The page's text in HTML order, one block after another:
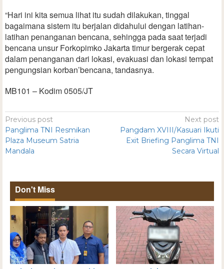
“Hari ini kita semua lihat itu sudah dilakukan, tinggal
bagaimana sistem itu berjalan didahului dengan latihan-
latihan penanganan bencana, sehingga pada saat terjadi
bencana unsur Forkopimko Jakarta timur bergerak cepat
dalam penanganan dari lokasi, evakuasi dan lokasi tempat
pengungsian korban’bencana, tandasnya.
MB101 – Kodim 0505/JT
Previous post
Panglima TNI Resmikan
Plaza Museum Satria
Mandala
Next post
Pangdam XVIII/Kasuari Ikuti
Exit Briefing Panglima TNI
Secara Virtual
Don't Miss